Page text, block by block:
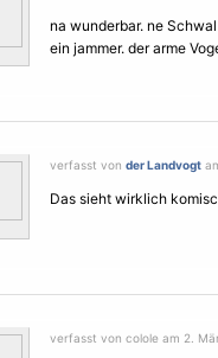
na wunderbar. ne
ein jammer. der arme
verfasst von der Landvogt
Das sieht wirklich
verfasst von colole am 2.